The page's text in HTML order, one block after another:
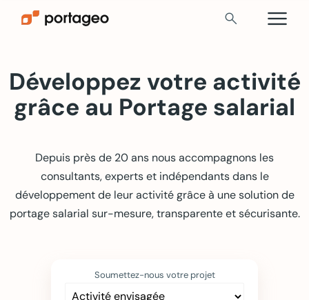
search menu
Développez votre activité
grâce au Portage salarial
Depuis près de 20 ans nous accompagnons les
consultants, experts et indépendants dans le
développement de leur activité grâce à une solution de
portage salarial sur-mesure, transparente et sécurisante.
Soumettez-nous votre projet